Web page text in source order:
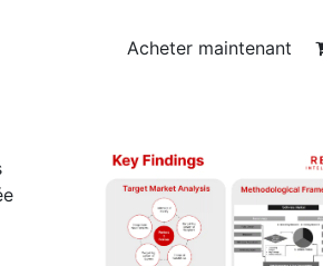
Acheter maintenant